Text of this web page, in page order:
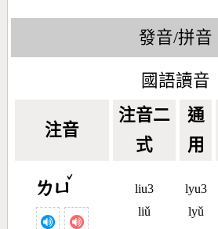
發音/拼音
國語讀音
注音
注音二
式
通
用
ㄌㄩ
ˇ
liu3
liǔ
lyu3
lyǔ